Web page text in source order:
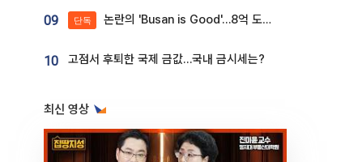
09 단독 논란의 'Busan is Good'…8억 도시브랜드, 용산 대통령실 CI 업체가 수행
10 고점서 후퇴한 국제 금값…국내 금시세는?
최신 영상